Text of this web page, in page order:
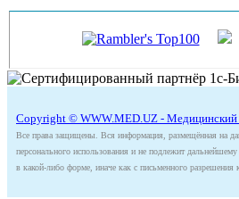
Copyright © WWW.MED.UZ - Медицинский
Все права защищены. Вся информация, размещённая на
персонального использования и не подлежит
в какой-либо форме, иначе как с письменного разрешения